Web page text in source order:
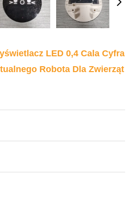
LED 0,4 Cala Cyfra
Robota Dla Zwierząt